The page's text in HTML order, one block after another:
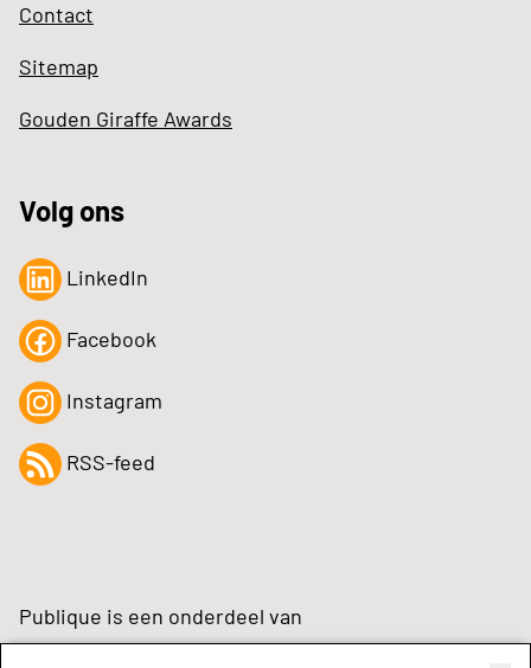
Contact
Sitemap
Gouden Giraffe Awards
Volg ons
LinkedIn
Facebook
Instagram
RSS-feed
Publique is een onderdeel van